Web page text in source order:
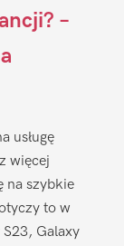
–
usługę
więcej
na szybkie
to w
Galaxy